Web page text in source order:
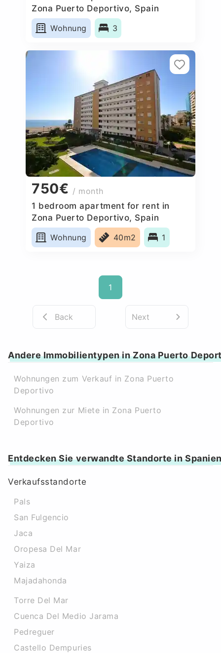
Zona Puerto Deportivo, Spain
Wohnung
3
750€ / month
1 bedroom apartment for rent in
Zona Puerto Deportivo, Spain
Wohnung
40m2 1
1
Back Next
Andere Immobilientypen in Zona Puerto
Wohnungen zum Verkauf in Zona Puerto
Deportivo
Wohnungen zur Miete in Zona Puerto
Deportivo
Entdecken Sie verwandte Standorte in
Verkaufsstandorte
Pals
San Fulgencio
Jaca
Oropesa Del Mar
Yaiza
Majadahonda
Torre Del Mar
Cuenca Del Medio Jarama
Pedreguer
Castello Dempuries